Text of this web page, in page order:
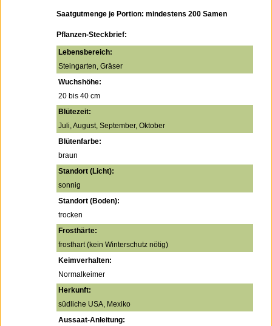
Saatgutmenge je Portion: mindestens 200 Samen
Pflanzen-Steckbrief:
Lebensbereich:
Steingarten, Gräser
Wuchshöhe:
20 bis 40 cm
Blütezeit:
Juli, August, September, Oktober
Blütenfarbe:
braun
Standort (Licht):
sonnig
Standort (Boden):
trocken
Frosthärte:
frosthart (kein Winterschutz nötig)
Keimverhalten:
Normalkeimer
Herkunft:
südliche USA, Mexiko
Aussaat-Anleitung: